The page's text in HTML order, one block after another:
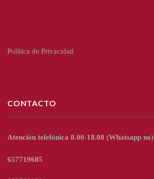
Política de Privacidad
CONTACTO
Atención telefónica 8.00-18.00 (Whatsapp no)
657719685